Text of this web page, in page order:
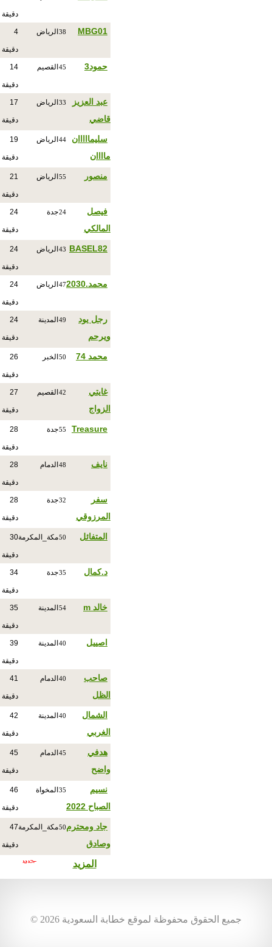
دقيقة
MBG01
38 الرياض 4
دقيقة
حمود3 45 القصيم 14
دقيقة
عبد العزيز
قاضي
33 الرياض 17
دقيقة
سليمااااان
ماااان
44 الرياض 19
دقيقة
منصور 55 الرياض 21
دقيقة
فيصل
المالكي
24جدة 24
دقيقة
BASEL82
43 الرياض 24
دقيقة
محمد.2030 47 الرياض 24
دقيقة
رجل يود
ويرحم
49 المدينة 24
دقيقة
محمد 74 50 الخبر 26
دقيقة
غايتي
الزواج
42 القصيم 27
دقيقة
Treasure
55جدة 28
دقيقة
نايف 48 الدمام 28
دقيقة
سفر
المرزوقي
32جدة 28
دقيقة
المتفائل 50مكة_المكرمة30
دقيقة
د.كمال 35جدة 34
دقيقة
خالد m 54 المدينة 35
دقيقة
اصييل 40 المدينة 39
دقيقة
صاحب
الظل
40 الدمام 41
دقيقة
الشمال
الغربي
40 المدينة 42
دقيقة
هدفي
واضح
45 الدمام 45
دقيقة
نسيم
الصباح 2022
35 المخواة 46
دقيقة
جاد ومحترم
وصادق
50مكة_المكرمة47
دقيقة
المزيد
© جميع الحقوق محفوظة لموقع خطابة السعودية 2026